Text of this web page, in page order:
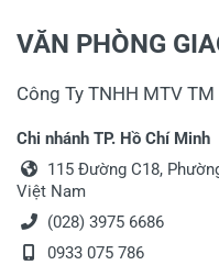
VĂN PHÒNG
Công Ty TNHH MTV
Chi nhánh TP. Hồ Chí Minh
115 Đường C18,
Việt Nam
(028) 3975 6686
0933 075 786